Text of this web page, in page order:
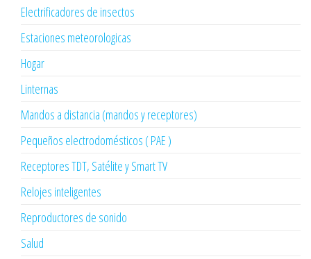
Electrificadores de insectos
Estaciones meteorologicas
Hogar
Linternas
Mandos a distancia (mandos y receptores)
Pequeños electrodomésticos ( PAE )
Receptores TDT, Satélite y Smart TV
Relojes inteligentes
Reproductores de sonido
Salud